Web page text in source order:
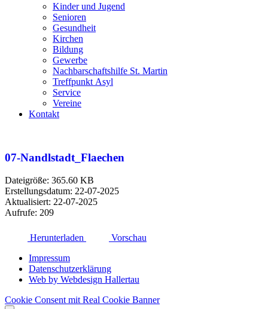
Kinder und Jugend
Senioren
Gesundheit
Kirchen
Bildung
Gewerbe
Nachbarschaftshilfe St. Martin
Treffpunkt Asyl
Service
Vereine
Kontakt
07-Nandlstadt_Flaechen
Dateigröße: 365.60 KB
Erstellungsdatum: 22-07-2025
Aktualisiert: 22-07-2025
Aufrufe: 209
Herunterladen
Vorschau
Impressum
Datenschutzerklärung
Web by Webdesign Hallertau
Cookie Consent mit Real Cookie Banner